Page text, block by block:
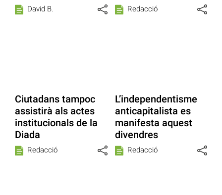
David B. Redacció
Ciutadans tampoc
assistirà als actes
institucionals de la
Diada
Redacció
L’independentisme
anticapitalista es
manifesta aquest
divendres
Redacció